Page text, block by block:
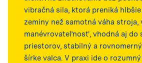
vibračná sila, ktorá preniká
zeminy než samotná váha stroja,
manévrovateľnosť, vhodná aj do
priestorov, stabilný a
šírke valca. V praxi ide o